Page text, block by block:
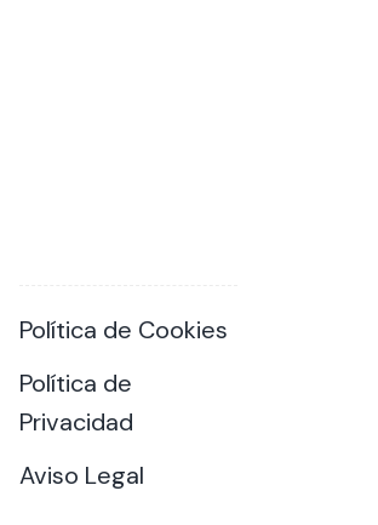
Política de Cookies
Política de
Privacidad
Aviso Legal